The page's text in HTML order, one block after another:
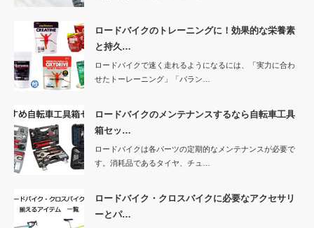
ロードバイクのトレーニングに！効果的な栄養素
と持久…
ロードバイクで速く走れるようになるには、「実力に合わ
せたトーレーニング」「バラン…
ロードバイクのメンテナンスするなら自転車工具
箱セッ…
ロードバイクは各パーツの定期的なメンテナンスが必要で
す。消耗品であるタイヤ、チュ…
ロードバイク・クロスバイクに必要なアクセサリ
ーとパ…